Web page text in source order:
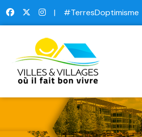
| #TerresDoptimisme